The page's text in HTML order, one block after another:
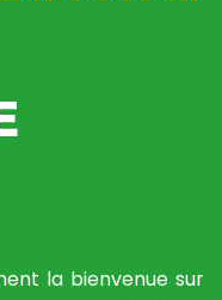
la bienvenue sur